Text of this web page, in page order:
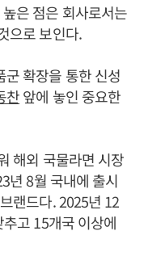
은 점은 회사로서는
으로 보인다.
확장을 통한 신성
찬앞에 놓인 중요한
해외 국물라면 시장
년 8월 국내에 출시
랜드다. 2025년 12
고 15개국 이상에